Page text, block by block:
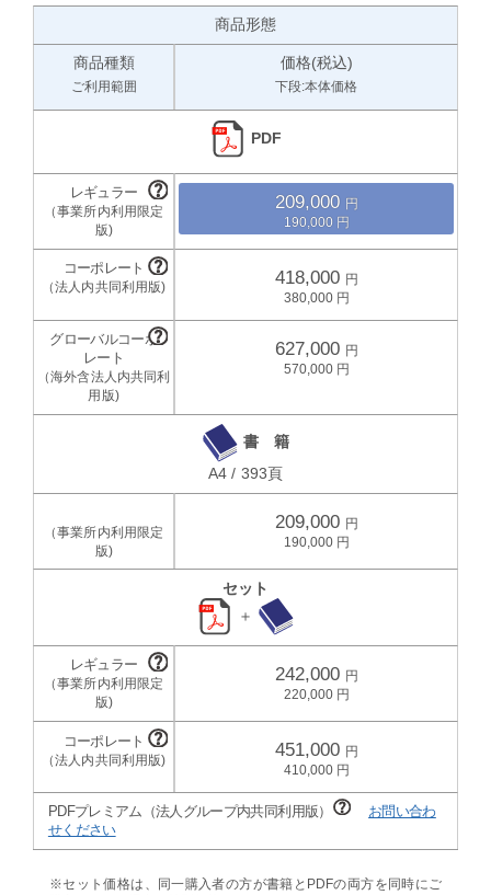
商品形態
商品種類
ご利用範囲
価格(税込)
下段:本体価格
PDF
209,000
190,000
418,000
380,000
627,000
570,000
書 籍
A4 / 393頁
209,000
190,000
セット
＋
242,000
220,000
451,000
410,000
PDFプレミアム（法人グループ内共同利用版）
お問い合わ
せください
※セット価格は、同一購入者の方が書籍とPDFの両方を同時にご